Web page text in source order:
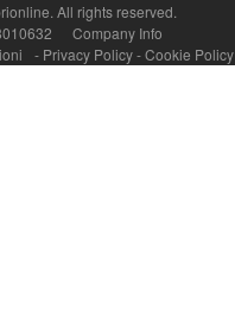
. All rights reserved.
Company Info
- Privacy Policy-Cookie Policy